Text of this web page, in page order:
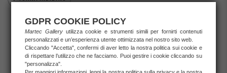
Home
Opere d'arte
Grafica d'autore
GIANNI MORAMARCO - "TAKE A LOOK"
GDPR COOKIE POLICY
Martec Gallery utilizza cookie e strumenti simili per fornirti contenuti
personalizzati e un’esperienza utente ottimizzata nel nostro sito web.
Cliccando "Accetta", confermi di aver letto la nostra politica sui cookie e
di rispettare l’utilizzo che ne facciamo. Puoi gestire i cookie cliccando su
"personalizza".